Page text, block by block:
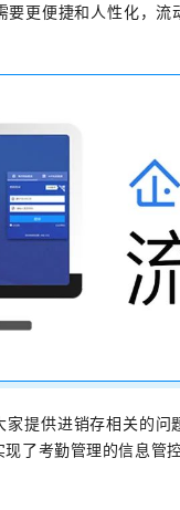
要更便捷和人性化，
家提供进销存相关的
了考勤管理的信息管